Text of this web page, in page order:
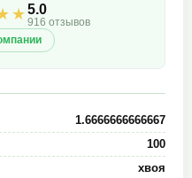
5.0
916 отзывов
1.6666666666667
100
хвоя